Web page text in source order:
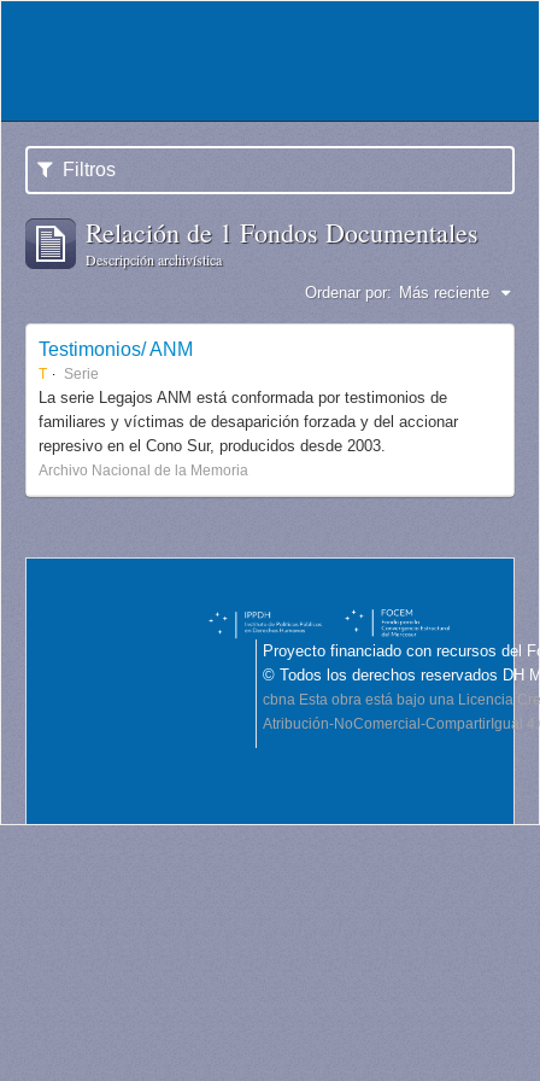
Filtros
Relación de 1 Fondos Documentales
Descripción archivística
Ordenar por: Más reciente
Testimonios/ ANM
T Serie
La serie Legajos ANM está conformada por testimonios de
familiares y víctimas de desaparición forzada y del accionar
represivo en el Cono Sur, producidos desde 2003.
Archivo Nacional de la Memoria
Proyecto financiado con recursos del
© Todos los derechos reservados DH
cbna Esta obra está bajo una Licencia
Atribución-NoComercial-CompartirIgual